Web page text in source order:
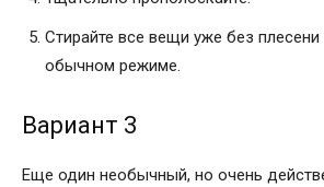
Стирайте все вещи уже без плесени
обычном режиме.
Вариант 3
Еще один необычный, но очень